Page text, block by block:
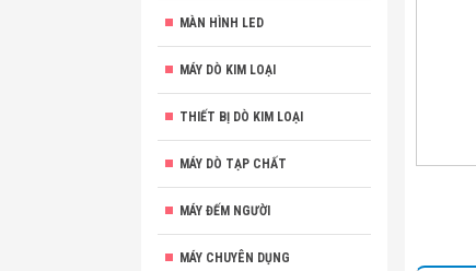
MÀN HÌNH LED
MÁY DÒ KIM LOẠI
THIẾT BỊ DÒ KIM LOẠI
MÁY DÒ TẠP CHẤT
MÁY ĐẾM NGƯỜI
MÁY CHUYÊN DỤNG